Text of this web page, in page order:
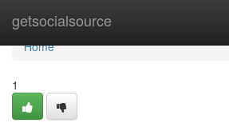
getsocialsource
Home
Home
1